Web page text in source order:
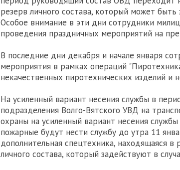
резерв личного состава, который может
Особое внимание в эти дни сотрудники
проведения праздничных мероприятий на
В последние дни декабря и начале января
мероприятия в рамках операций
некачественных пиротехнических изделий и
На усиленный вариант несения службы в
подразделения Волго-Вятского УВД на
охраны на усиленный вариант несения службы
пожарные будут нести службу до утра 11
дополнительная спецтехника, находящаяся
личного состава, который задействуют в